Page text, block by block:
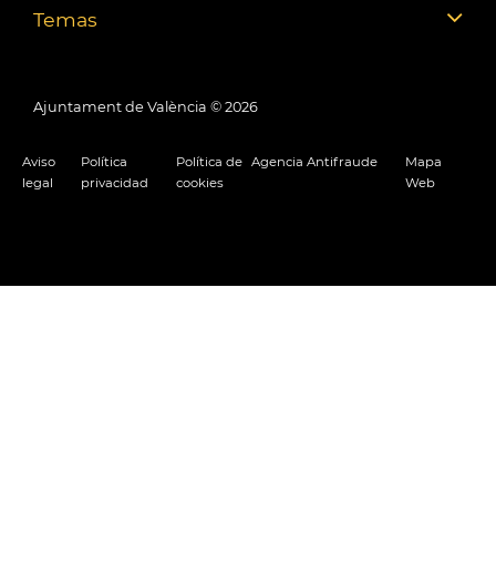
Temas
Ajuntament de València © 2026
Aviso
legal
Política
privacidad
Política de
cookies
Agencia Antifraude
Mapa
Web